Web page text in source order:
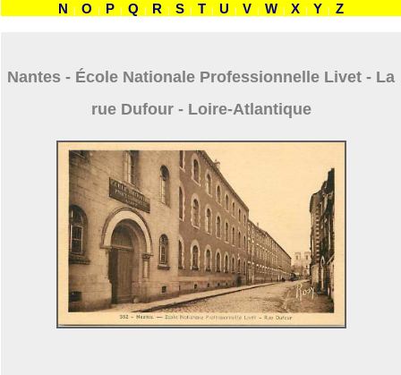
N
| O | P | Q | R | S | T | U | V | W | X | Y | Z
Nantes - École Nationale Professionnelle Livet - La
rue Dufour - Loire-Atlantique